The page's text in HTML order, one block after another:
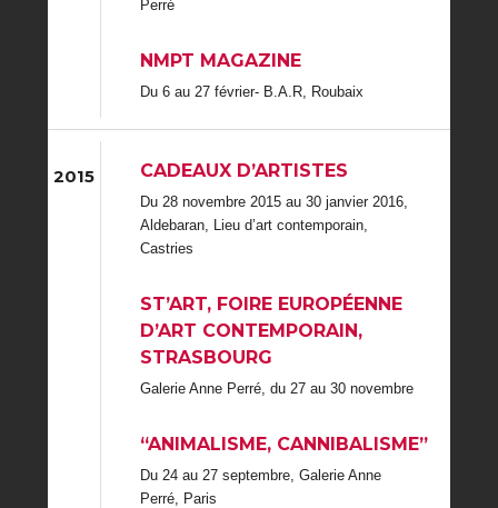
Perré
NMPT MAGAZINE
Du 6 au 27 février- B.A.R, Roubaix
2015 CADEAUX D’ARTISTES
Du 28 novembre 2015 au 30 janvier 2016,
Aldebaran, Lieu d’art contemporain,
Castries
ST’ART, FOIRE EUROPÉENNE
D’ART CONTEMPORAIN,
STRASBOURG
Galerie Anne Perré, du 27 au 30 novembre
“ANIMALISME, CANNIBALISME”
Du 24 au 27 septembre, Galerie Anne
Perré, Paris